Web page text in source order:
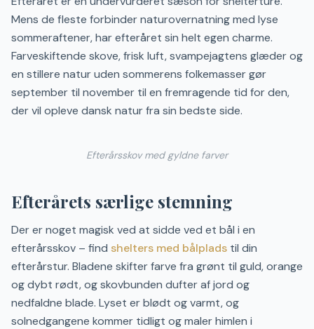
Mens de fleste forbinder naturovernatning med lyse
sommeraftener, har efteråret sin helt egen charme.
Farveskiftende skove, frisk luft, svampejagtens glæder og
en stillere natur uden sommerens folkemasser gør
september til november til en fremragende tid for den,
der vil opleve dansk natur fra sin bedste side.
Efterårsskov med gyldne farver
Efterårets særlige stemning
Der er noget magisk ved at sidde ved et bål i en
efterårsskov – find shelters med bålplads til din
efterårstur. Bladene skifter farve fra grønt til guld, orange
og dybt rødt, og skovbunden dufter af jord og
nedfaldne blade. Lyset er blødt og varmt, og
solnedgangene kommer tidligt og maler himlen i